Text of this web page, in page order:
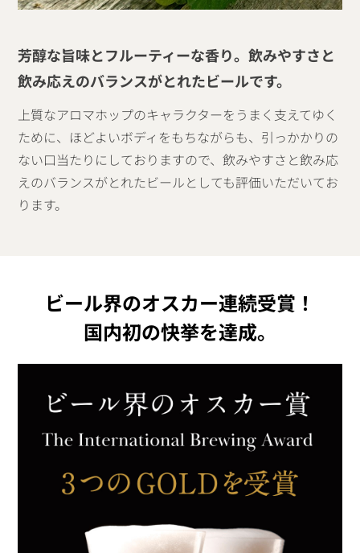
芳醇な旨味とフルーティーな香り。飲みやすさと
飲み応えのバランスがとれたビールです。
上質なアロマホップのキャラクターをうまく支えてゆく
ために、ほどよいボディをもちながらも、引っかかりの
ない口当たりにしておりますので、飲みやすさと飲み応
えのバランスがとれたビールとしても評価いただいてお
ります。
ビール界のオスカー連続受賞！
国内初の快挙を達成。